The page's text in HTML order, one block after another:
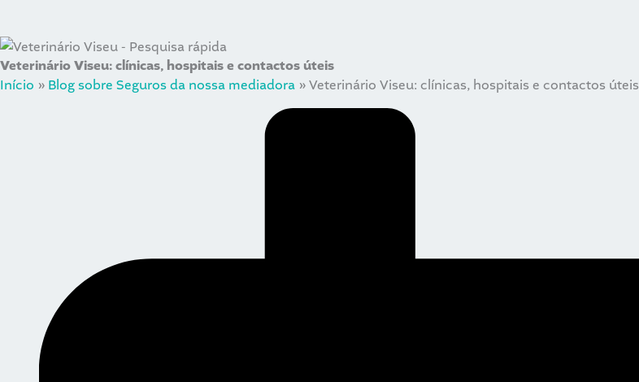
Veterinário Viseu: clínicas, hospitais e contactos úteis
Início » Blog sobre Seguros da nossa mediadora »Veterinário Viseu: clínicas, hospitais e contactos úteis